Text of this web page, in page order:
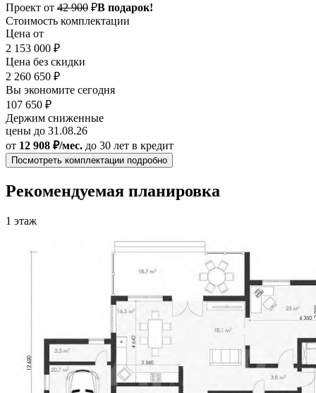
Проект от 42 900 ₽В подарок!
Стоимость комплектации
Цена от
2 153 000 ₽
Цена без скидки
2 260 650 ₽
Вы экономите сегодня
107 650 ₽
Держим сниженные
цены до 31.08.26
от 12 908 ₽/мес. до 30 лет в кредит
Посмотреть комплектации подробно
Рекомендуемая планировка
1 этаж